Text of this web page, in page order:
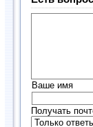
Ваше имя
Получать